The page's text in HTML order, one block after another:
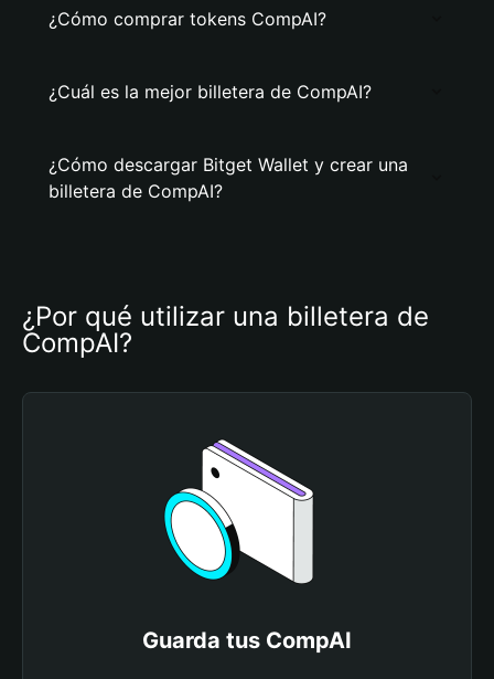
¿Cómo comprar tokens CompAI?
¿Cuál es la mejor billetera de CompAI?
¿Cómo descargar Bitget Wallet y crear una
billetera de CompAI?
¿Por qué utilizar una billetera de
CompAI?
Guarda tus CompAI